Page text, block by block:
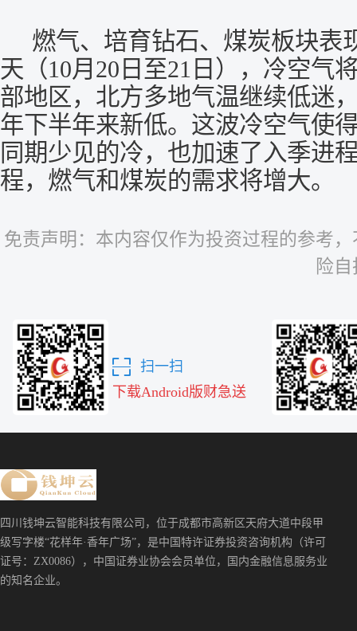
燃气、培育钻石、煤炭板块表
天（10月20日至21日），冷空气
部地区，北方多地气温继续低迷
年下半年来新低。这波冷空气使
同期少见的冷，也加速了入季进
程，燃气和煤炭的需求将增大。
免责声明：本内容仅作为投资过程的参考
险
扫一扫
下载Android版财急送
四川钱坤云智能科技有限公司，位于成都市高新区天府大道中段甲
级写字楼“花样年·香年广场”，是中国特许证券投资咨询机构（许可
证号：ZX0086），中国证券业协会会员单位，国内金融信息服务业
的知名企业。